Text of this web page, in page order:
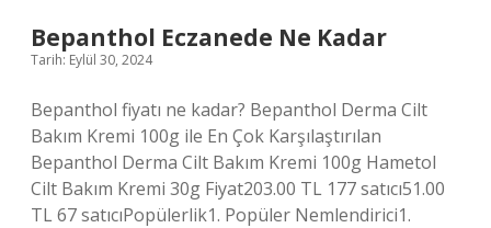
Bepanthol Eczanede Ne Kadar
Tarih: Eylül 30, 2024
Bepanthol fiyatı ne kadar? Bepanthol Derma Cilt
Bakım Kremi 100g ile En Çok Karşılaştırılan
Bepanthol Derma Cilt Bakım Kremi 100g Hametol
Cilt Bakım Kremi 30g Fiyat203.00 TL 177 satıcı51.00
TL 67 satıcıPopülerlik1. Popüler Nemlendirici1.